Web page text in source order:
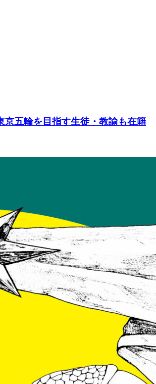
五輪を目指す生徒・教諭も在籍